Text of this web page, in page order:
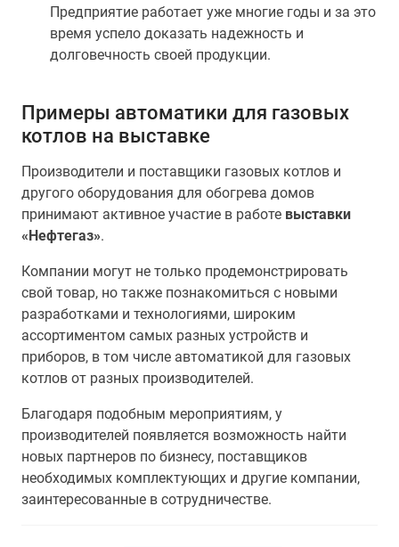
Предприятие работает уже многие годы и за это
время успело доказать надежность и
долговечность своей продукции.
Примеры автоматики для газовых
котлов на выставке
Производители и поставщики газовых котлов и
другого оборудования для обогрева домов
принимают активное участие в работе выставки
«Нефтегаз».
Компании могут не только продемонстрировать
свой товар, но также познакомиться с новыми
разработками и технологиями, широким
ассортиментом самых разных устройств и
приборов, в том числе автоматикой для газовых
котлов от разных производителей.
Благодаря подобным мероприятиям, у
производителей появляется возможность найти
новых партнеров по бизнесу, поставщиков
необходимых комплектующих и другие компании,
заинтересованные в сотрудничестве.